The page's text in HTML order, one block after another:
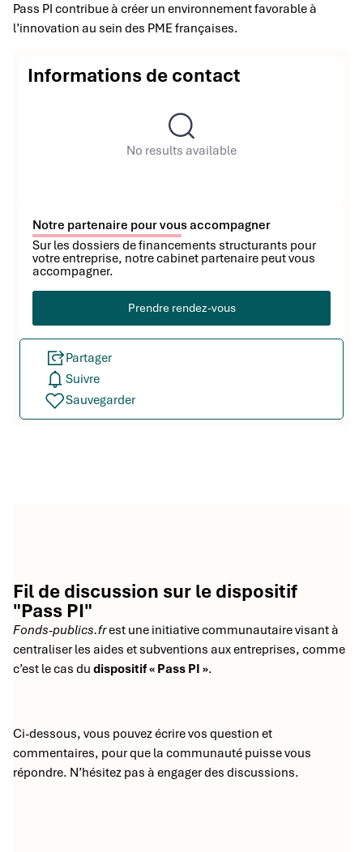
Pass PI contribue à créer un environnement favorable à
l’innovation au sein des PME françaises.
Informations de contact
No results available
Notre partenaire pour vous accompagner
Sur les dossiers de financements structurants pour
votre entreprise, notre cabinet partenaire peut vous
accompagner.
Prendre rendez-vous
Partager
Suivre
Sauvegarder
Fil de discussion sur le dispositif
"Pass PI"
Fonds-publics.frest une initiative communautaire visant à
centraliser les aides et subventions aux entreprises, comme
c’est le cas du dispositif « Pass PI ».
Ci-dessous, vous pouvez écrire vos question et
commentaires, pour que la communauté puisse vous
répondre. N’hésitez pas à engager des discussions.